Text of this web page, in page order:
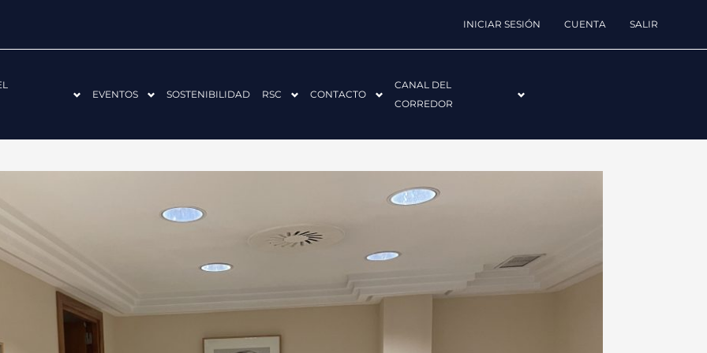
INICIAR SESIÓN CUENTA SALIR
EVENTOS SOSTENIBILIDAD RSC CONTACTO
CANAL DEL
CORREDOR